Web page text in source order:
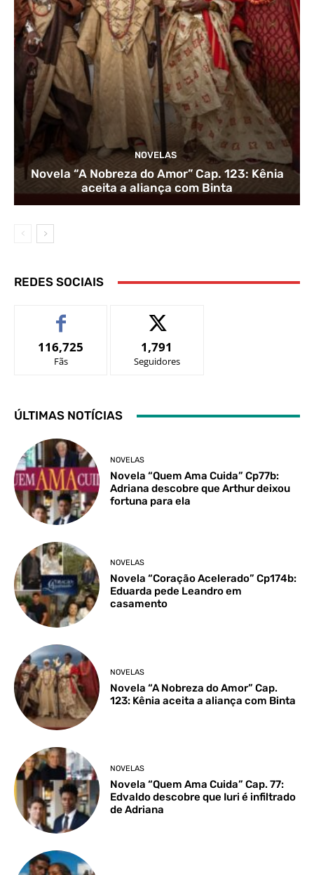
NOVELAS
Novela “A Nobreza do Amor” Cap. 123: Kênia
aceita a aliança com Binta
REDES SOCIAIS
116,725
Fãs
1,791
Seguidores
ÚLTIMAS NOTÍCIAS
NOVELAS
Novela “Quem Ama Cuida” Cp77b:
Adriana descobre que Arthur deixou
fortuna para ela
NOVELAS
Novela “Coração Acelerado” Cp174b:
Eduarda pede Leandro em
casamento
NOVELAS
Novela “A Nobreza do Amor” Cap.
123: Kênia aceita a aliança com Binta
NOVELAS
Novela “Quem Ama Cuida” Cap. 77:
Edvaldo descobre que Iuri é infiltrado
de Adriana